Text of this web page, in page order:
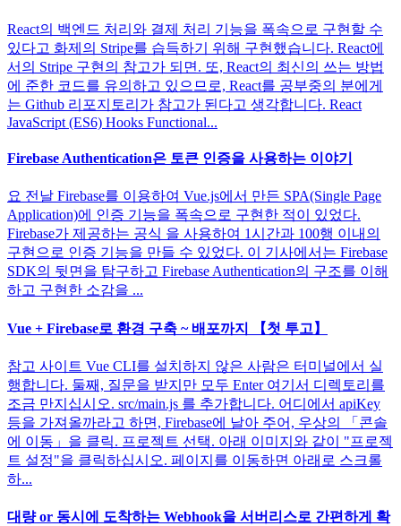
React의 백엔드 처리와 결제 처리 기능을 폭속으로 구현할 수
있다고 화제의 Stripe를 습득하기 위해 구현했습니다. React에
서의 Stripe 구현의 참고가 되면. 또, React의 최신의 쓰는 방법
에 준한 코드를 유의하고 있으므로, React를 공부중의 분에게
는 Github 리포지토리가 참고가 된다고 생각합니다. React
JavaScript (ES6) Hooks Functional...
Firebase Authentication은 토큰 인증을 사용하는 이야기
요 전날 Firebase를 이용하여 Vue.js에서 만든 SPA(Single Page
Application)에 인증 기능을 폭속으로 구현한 적이 있었다.
Firebase가 제공하는 공식 을 사용하여 1시간과 100행 이내의
구현으로 인증 기능을 만들 수 있었다. 이 기사에서는 Firebase
SDK의 뒷면을 탐구하고 Firebase Authentication의 구조를 이해
하고 구현한 소감을 ...
Vue + Firebase로 환경 구축 ~ 배포까지 【첫 투고】
참고 사이트 Vue CLI를 설치하지 않은 사람은 터미널에서 실
행합니다. 둘째, 질문을 받지만 모두 Enter 여기서 디렉토리를
조금 만지십시오. src/main.js 를 추가합니다. 어디에서 apiKey
등을 가져올까라고 하면, Firebase에 날아 주어, 우상의 「콘솔
에 이동」을 클릭. 프로젝트 선택. 아래 이미지와 같이 "프로젝
트 설정"을 클릭하십시오. 페이지를 이동하면 아래로 스크롤
하...
대량 or 동시에 도착하는 Webhook을 서버리스로 간편하게 확